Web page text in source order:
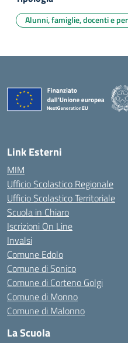
Alunni, famiglie, docenti e
Link Esterni
MIM
Ufficio Scolastico Regionale
Ufficio Scolastico Territoriale
Scuola in Chiaro
Iscrizioni On Line
Invalsi
Comune Edolo
Comune di Sonico
Comune di Corteno Golgi
Comune di Monno
Comune di Malonno
La Scuola